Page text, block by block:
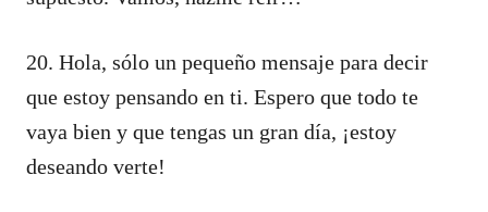
20. Hola, sólo un pequeño mensaje para decir
que estoy pensando en ti. Espero que todo te
vaya bien y que tengas un gran día, ¡estoy
deseando verte!